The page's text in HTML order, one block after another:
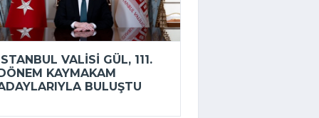
VALISI GÜL, 111.
KAYMAKAM
BULUŞTU